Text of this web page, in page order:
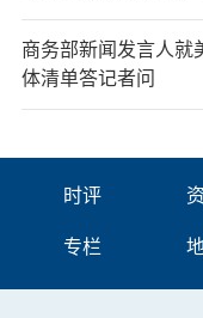
商务部新闻发言人就
体清单答记者问
时评
专栏